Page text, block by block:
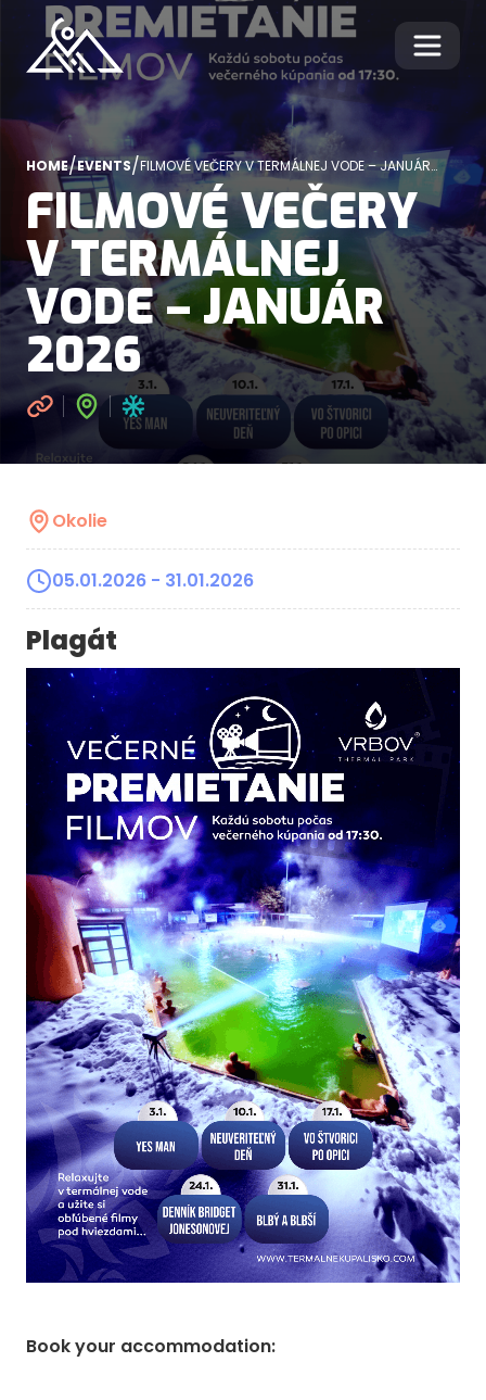
HOME/EVENTS/FILMOVÉ VEČERY V TERMÁLNEJ VODE – JANUÁR
2026
FILMOVÉ VEČERY
V TERMÁLNEJ
VODE – JANUÁR
2026
Okolie
05.01.2026 - 31.01.2026
Plagát
Book your accommodation: